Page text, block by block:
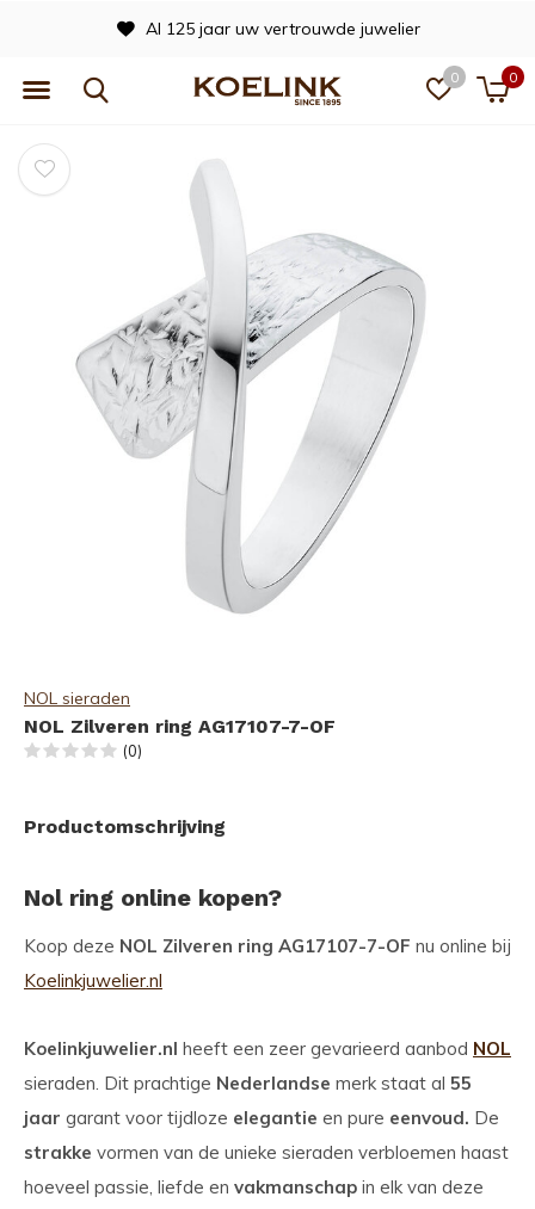
0 0
Al 125 jaar uw vertrouwde juwelier
NOL sieraden
NOL Zilveren ring AG17107-7-OF
(0)
Productomschrijving
Nol ring online kopen?
Koop deze NOL Zilveren ring AG17107-7-OF nu online bij
Koelinkjuwelier.nl
Koelinkjuwelier.nl heeft een zeer gevarieerd aanbod NOL
sieraden. Dit prachtige Nederlandse merk staat al 55
jaar garant voor tijdloze elegantie en pure eenvoud. De
strakke vormen van de unieke sieraden verbloemen haast
hoeveel passie, liefde en vakmanschap in elk van deze